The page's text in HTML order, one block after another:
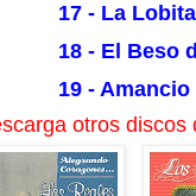
17 - La Lobita
18 - El Beso
19 - Amancio
otros discos